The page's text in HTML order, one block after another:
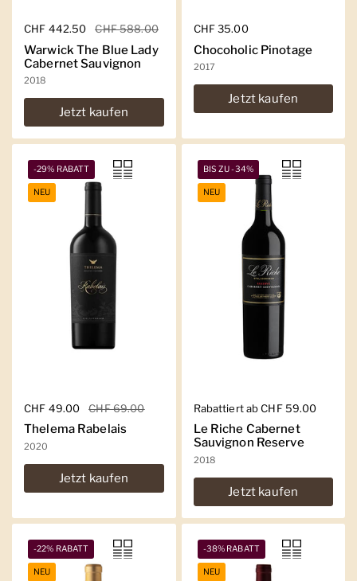
Regulärer Preis
CHF 442.50 Sale-Preis
CHF 588.00
Warwick The Blue Lady
Cabernet Sauvignon
2018
Jetzt kaufen
Regulärer Preis
CHF 35.00
Chocoholic Pinotage
2017
Jetzt kaufen
Regulärer Preis
CHF 49.00 Sale-Preis
CHF 69.00
Thelema Rabelais
2020
Jetzt kaufen
-29% RABATT
NEU
Regulärer Preis
Rabattiert ab CHF 59.00
Le Riche Cabernet
Sauvignon Reserve
2018
Jetzt kaufen
BIS ZU -34%
NEU
-22% RABATT
NEU
-38% RABATT
NEU